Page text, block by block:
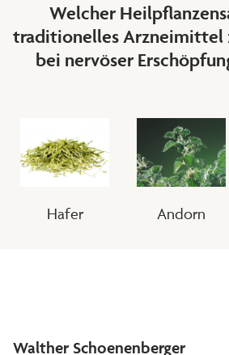
Welcher
traditionelles Arzneimittel
bei nervöser
Hafer Andorn
Walther Schoenenberger